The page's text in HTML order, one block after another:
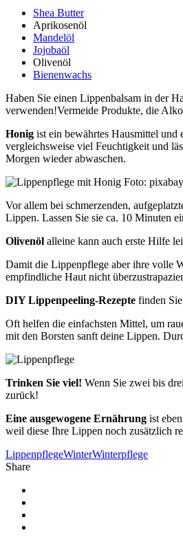
Shea Butter
Aprikosenöl
Mandelöl
Jojobaöl
Olivenöl
Bienenwachs
Haben Sie einen Lippenbalsam in der
verwenden!Vermeide Produkte, die
Honig ist ein bewährtes Hausmittel
vergleichsweise viel Feuchtigkeit und
Morgen wieder abwaschen.
Vor allem bei schmerzenden,
Lippen. Lassen Sie sie ca. 10 Minuten
Olivenöl alleine kann auch erste Hilfe
Damit die Lippenpflege aber ihre volle
empfindliche Haut nicht
DIY Lippenpeeling-Rezepte finden Sie
Oft helfen die einfachsten Mittel, um
mit den Borsten sanft deine Lippen.
Trinken Sie viel! Wenn Sie zwei bis
zurück!
Eine ausgewogene Ernährung ist
weil diese Ihre Lippen noch zusätzlich
LippenpflegeWinterWinterpflege
Share